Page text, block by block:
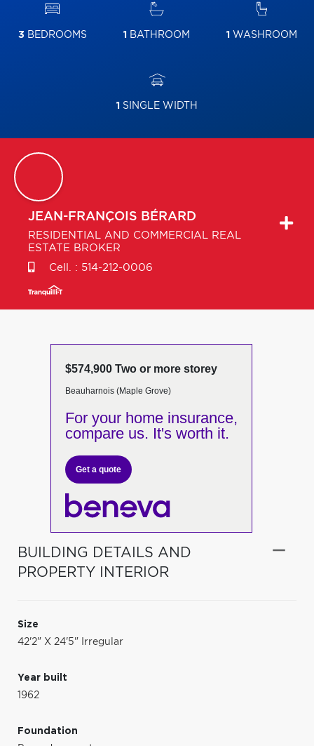
3 BEDROOMS 1 BATHROOM 1 WASHROOM
1 SINGLE WIDTH
JEAN-FRANÇOIS BÉRARD
RESIDENTIAL AND COMMERCIAL REAL
ESTATE BROKER
Cell. : 514-212-0006
$574,900 Two or more storey
Beauharnois (Maple Grove)
For your home insurance,
compare us. It's worth it.
Get a quote
BUILDING DETAILS AND
PROPERTY INTERIOR
Size
42'2" X 24'5" Irregular
Year built
1962
Foundation